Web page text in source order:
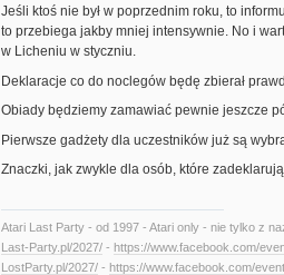
Jeśli ktoś nie był w poprzednim roku, to
to przebiega jakby mniej intensywnie. No i
w Licheniu w styczniu.
Deklaracje co do noclegów będę zbierał
Obiady będziemy zamawiać pewnie jeszcze
Pierwsze gadżety dla uczestników już są
Znaczki, jak zwykle dla osób, które
Atari Last Party - od 1997 - Atari only - nie tylko z
Last-Party.pl/2027/ - https://www.facebook.com/
LostParty.pl/2027/ - https://www.facebook.com/